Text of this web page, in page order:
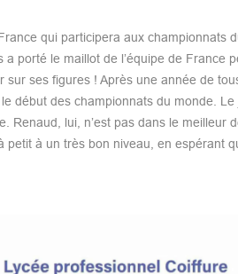
qui participera aux championnats
porté le maillot de l’équipe de France
ses figures ! Après une année de
début des championnats du monde.
Renaud, lui, n’est pas dans le meilleur
à un très bon niveau, en espérant